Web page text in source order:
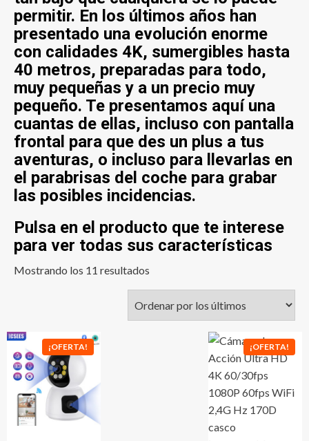
permitir. En los últimos años han
presentado una evolución enorme
con calidades 4K, sumergibles hasta
40 metros, preparadas para todo,
muy pequeñas y a un precio muy
pequeño. Te presentamos aquí una
cuantas de ellas, incluso con pantalla
frontal para que des un plus a tus
aventuras, o incluso para llevarlas en
el parabrisas del coche para grabar
las posibles incidencias.
Pulsa en el producto que te interese
para ver todas sus características
Mostrando los 11 resultados
por
los
últimos
¡OFERTA! ¡OFERTA!